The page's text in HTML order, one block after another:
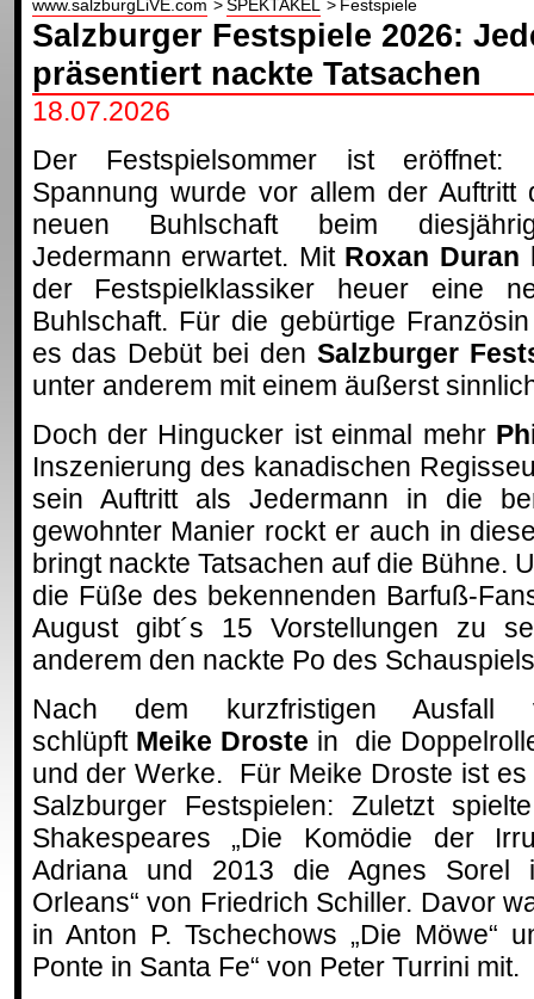
www.salzburgLiVE.com SPEKTAKEL Festspiele
Salzburger Festspiele 2026:
präsentiert nackte Tatsachen
18.07.2026
Der Festspielsommer ist eröffnet:
Spannung wurde vor allem der Auftritt
neuen Buhlschaft beim
Jedermann erwartet. Mit Roxan Duran
der Festspielklassiker heuer eine
Buhlschaft. Für die gebürtige
es das Debüt bei den Salzburger
unter anderem mit einem äußerst
Doch der Hingucker ist einmal mehr
Inszenierung des kanadischen
sein Auftritt als Jedermann in die
gewohnter Manier rockt er auch in
bringt nackte Tatsachen auf die Bühne.
die Füße des bekennenden Barfuß-
August gibt´s 15 Vorstellungen zu
anderem den nackte Po des
Nach dem kurzfristigen Ausfall
schlüpft Meike Droste in die
und der Werke. Für Meike Droste ist
Salzburger Festspielen: Zuletzt
Shakespeares „Die Komödie der
Adriana und 2013 die Agnes Sorel
Orleans“ von Friedrich Schiller. Davor
in Anton P. Tschechows „Die Möwe“
Ponte in Santa Fe“ von Peter Turrini mit.